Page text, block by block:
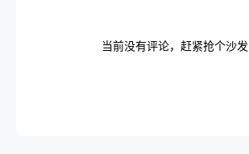
当前没有评论，赶紧抢个沙发